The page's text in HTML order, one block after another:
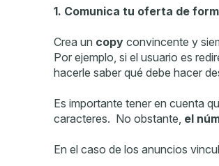
1. Comunica tu oferta de
Crea un copy convincente y
Por ejemplo, si el usuario es
hacerle saber qué debe hacer
Es importante tener en cuenta
caracteres. No obstante, el
En el caso de los anuncios